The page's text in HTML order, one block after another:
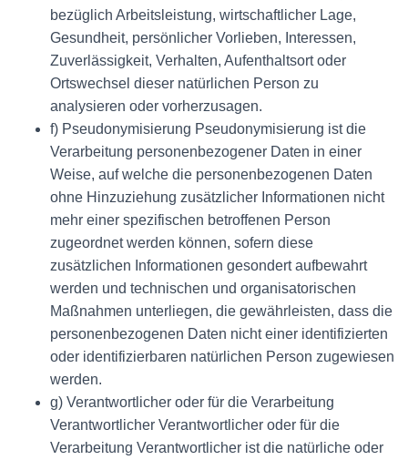
bezüglich Arbeitsleistung, wirtschaftlicher Lage,
Gesundheit, persönlicher Vorlieben, Interessen,
Zuverlässigkeit, Verhalten, Aufenthaltsort oder
Ortswechsel dieser natürlichen Person zu
analysieren oder vorherzusagen.
f) Pseudonymisierung Pseudonymisierung ist die
Verarbeitung personenbezogener Daten in einer
Weise, auf welche die personenbezogenen Daten
ohne Hinzuziehung zusätzlicher Informationen nicht
mehr einer spezifischen betroffenen Person
zugeordnet werden können, sofern diese
zusätzlichen Informationen gesondert aufbewahrt
werden und technischen und organisatorischen
Maßnahmen unterliegen, die gewährleisten, dass die
personenbezogenen Daten nicht einer identifizierten
oder identifizierbaren natürlichen Person zugewiesen
werden.
g) Verantwortlicher oder für die Verarbeitung
Verantwortlicher Verantwortlicher oder für die
Verarbeitung Verantwortlicher ist die natürliche oder